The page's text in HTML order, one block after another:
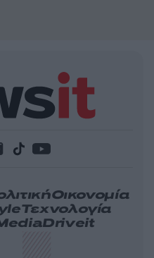
Οικονομία
Τεχνολογία
Driveit